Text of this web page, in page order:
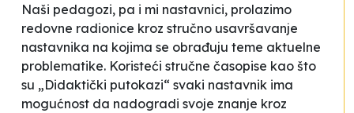
Naši pedagozi, pa i mi nastavnici, prolazimo
redovne radionice kroz stručno usavršavanje
nastavnika na kojima se obrađuju teme aktuelne
problematike. Koristeći stručne časopise kao što
su „Didaktički putokazi“ svaki nastavnik ima
mogućnost da nadogradi svoje znanje kroz